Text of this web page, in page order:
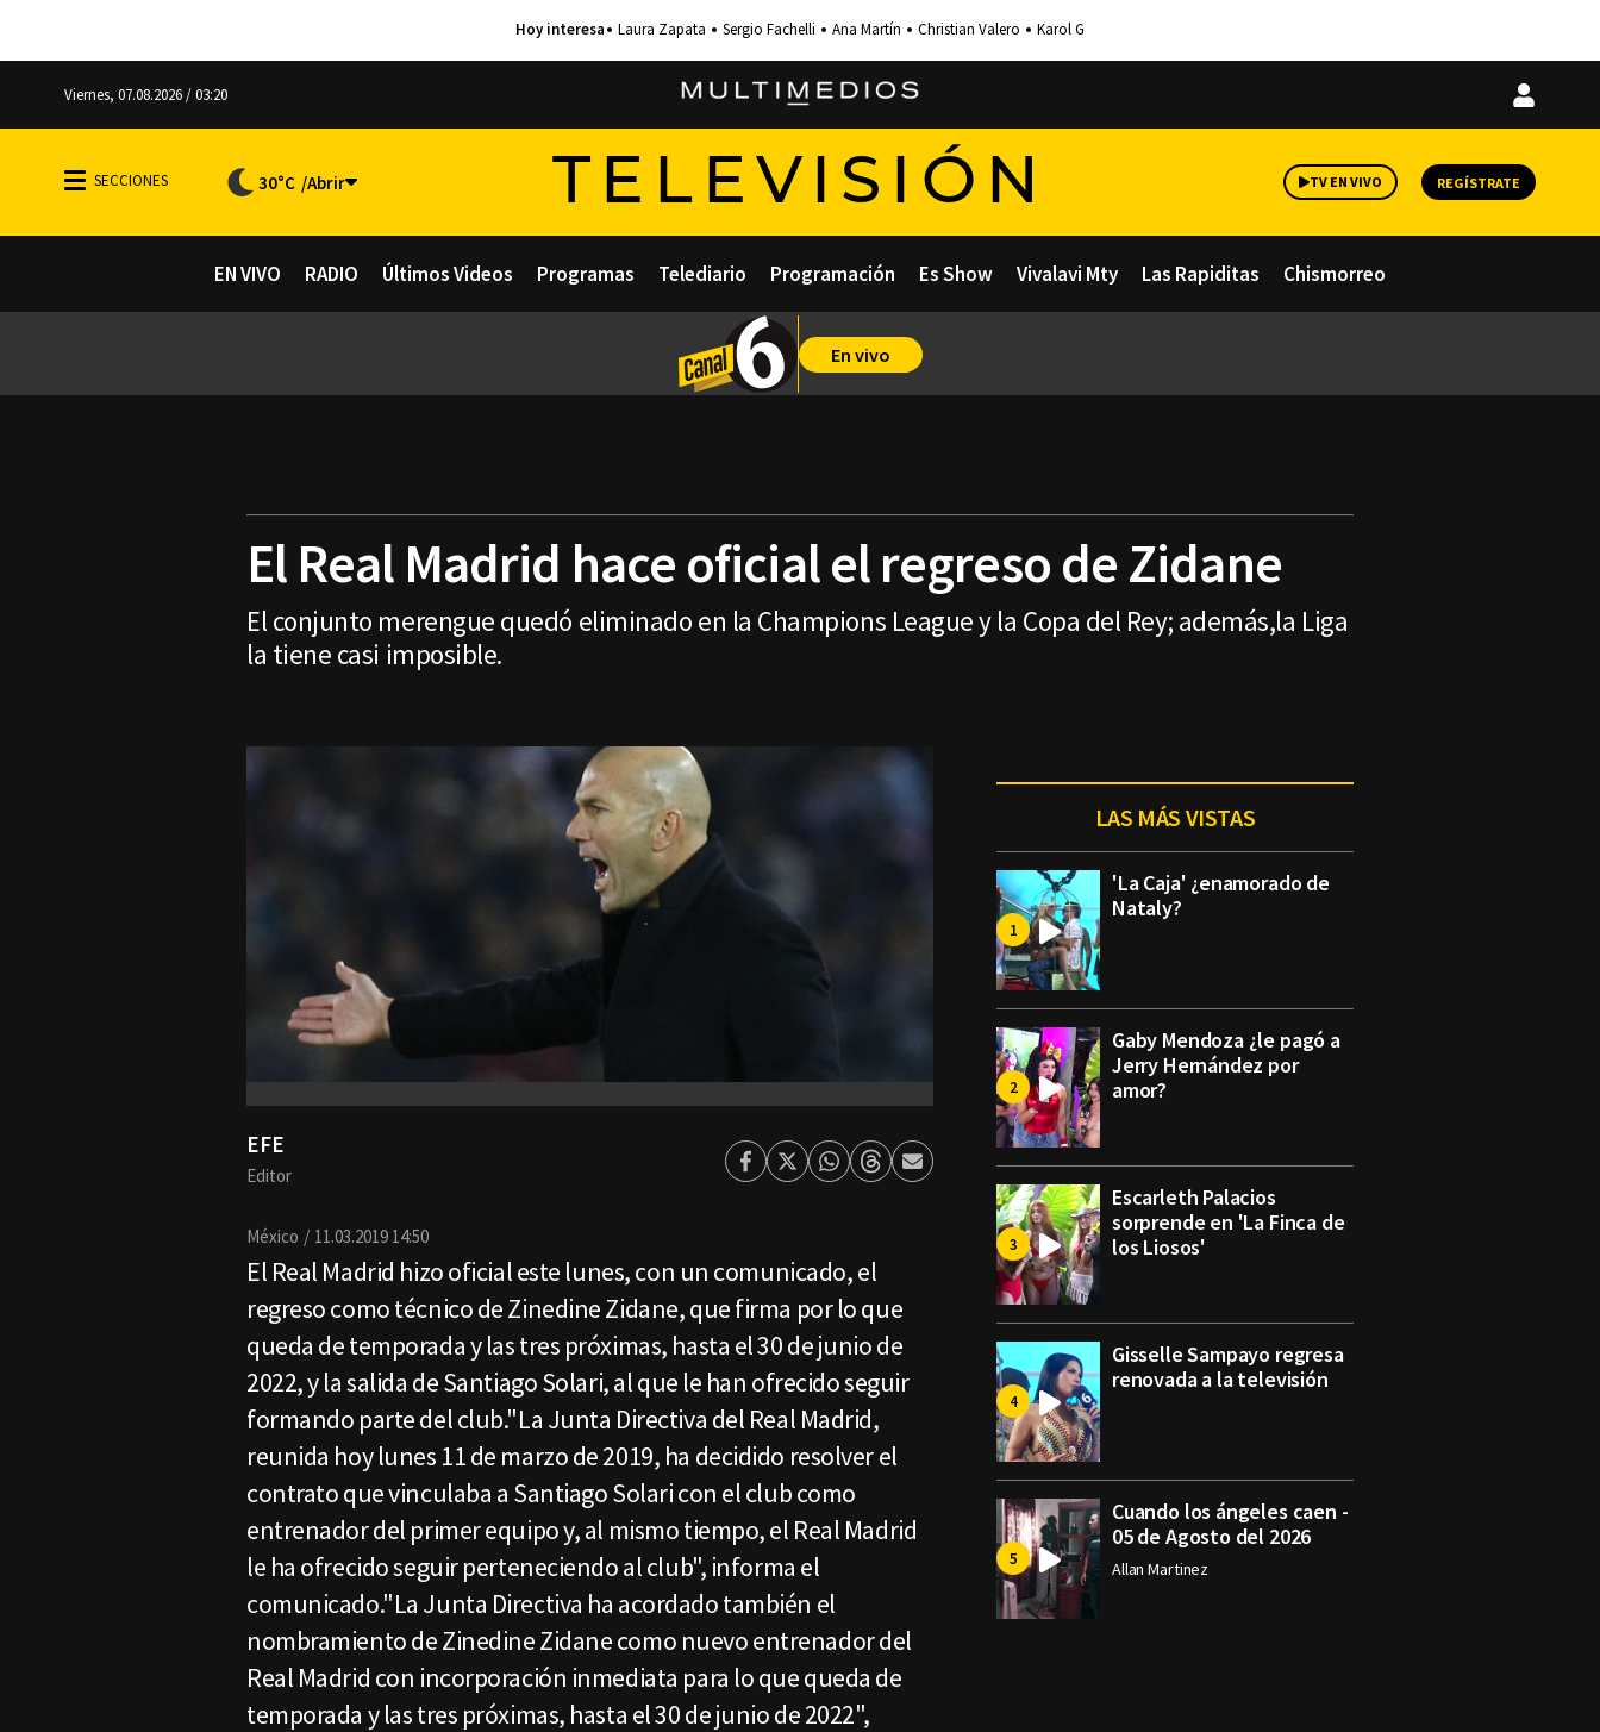
Laura Zapata Sergio Fachelli Ana Martín Christian Valero Karol G
Viernes, 07.08.2026 / 03:20
Iniciar
30°C TELEVISIÓN TV EN VIVO REGÍSTRATE
EN VIVO RADIO Últimos Videos Programas Telediario Programación Es Show Vivalavi Mty Las Rapiditas Chismorreo
En vivo
El Real Madrid hace oficial el regreso de Zidane
El conjunto merengue quedó eliminado en la Champions League y la Copa del Rey; además,la Liga
la tiene casi imposible.
EFE
Editor Facebook
TwitterWhatsapp
ThreadsEnviar
México 11.03.2019 14:50
El Real Madrid hizo oficial este lunes, con un comunicado, el
regreso como técnico de Zinedine Zidane, que firma por lo que
queda de temporada y las tres próximas, hasta el 30 de junio de
2022, y la salida de Santiago Solari, al que le han ofrecido seguir
formando parte del club."La Junta Directiva del Real Madrid,
reunida hoy lunes 11 de marzo de 2019, ha decidido resolver el
contrato que vinculaba a Santiago Solari con el club como
entrenador del primer equipo y, al mismo tiempo, el Real Madrid
le ha ofrecido seguir perteneciendo al club", informa el
comunicado."La Junta Directiva ha acordado también el
nombramiento de Zinedine Zidane como nuevo entrenador del
Real Madrid con incorporación inmediata para lo que queda de
temporada y las tres próximas, hasta el 30 de junio de 2022",
LAS MÁS VISTAS
'La Caja' ¿enamorado de
Nataly?
Gaby Mendoza ¿le pagó a
Jerry Hernández por
amor?
Escarleth Palacios
sorprende en 'La Finca de
los Liosos'
Gisselle Sampayo regresa
renovada a la televisión
Cuando los ángeles caen -
05 de Agosto del 2026
Allan Martinez